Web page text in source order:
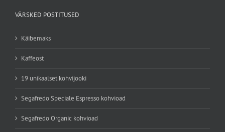
VÄRSKED POSTITUSED
Käibemaks
Kaffeost
19 unikaalset kohvijooki
Segafredo Speciale Espresso kohvioad
Segafredo Organic kohvioad